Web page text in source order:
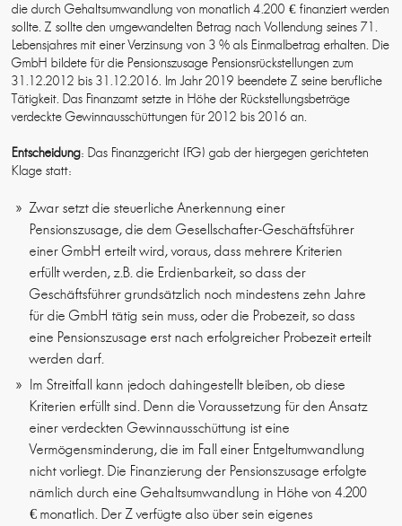
die durch Gehaltsumwandlung von monatlich 4.200 € finanziert werden
sollte. Z sollte den umgewandelten Betrag nach Vollendung seines 71.
Lebensjahres mit einer Verzinsung von 3 % als Einmalbetrag erhalten. Die
GmbH bildete für die Pensionszusage Pensionsrückstellungen zum
31.12.2012 bis 31.12.2016. Im Jahr 2019 beendete Z seine berufliche
Tätigkeit. Das Finanzamt setzte in Höhe der Rückstellungsbeträge
verdeckte Gewinnausschüttungen für 2012 bis 2016 an.
Entscheidung: Das Finanzgericht (FG) gab der hiergegen gerichteten
Klage statt:
Zwar setzt die steuerliche Anerkennung einer
Pensionszusage, die dem Gesellschafter-Geschäftsführer
einer GmbH erteilt wird, voraus, dass mehrere Kriterien
erfüllt werden, z.B. die Erdienbarkeit, so dass der
Geschäftsführer grundsätzlich noch mindestens zehn Jahre
für die GmbH tätig sein muss, oder die Probezeit, so dass
eine Pensionszusage erst nach erfolgreicher Probezeit erteilt
werden darf.
Im Streitfall kann jedoch dahingestellt bleiben, ob diese
Kriterien erfüllt sind. Denn die Voraussetzung für den Ansatz
einer verdeckten Gewinnausschüttung ist eine
Vermögensminderung, die im Fall einer Entgeltumwandlung
nicht vorliegt. Die Finanzierung der Pensionszusage erfolgte
nämlich durch eine Gehaltsumwandlung in Höhe von 4.200
€ monatlich. Der Z verfügte also über sein eigenes